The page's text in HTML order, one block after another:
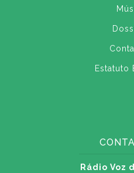
Estatuto
Rádio Voz